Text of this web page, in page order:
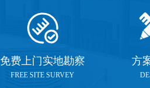
免费上门实地勘察
FREE SITE SURVEY
方